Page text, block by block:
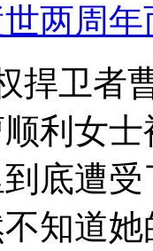
两周年
捍卫者
利女
底遭
知道